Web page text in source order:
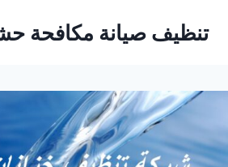
تنظيف صيانة مكافحة